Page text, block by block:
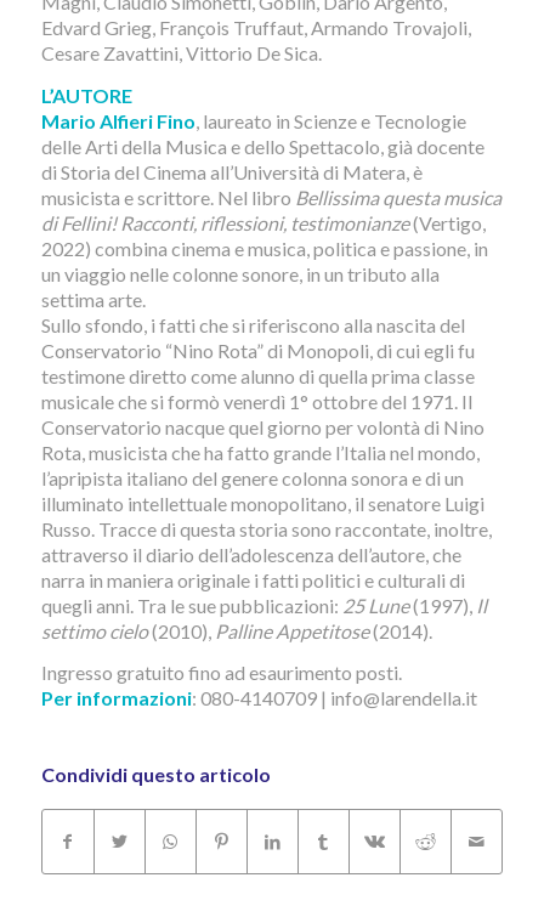
Edvard Grieg, François Truffaut, Armando Trovajoli,
Cesare Zavattini, Vittorio De Sica.
L’AUTORE
Mario Alfieri Fino , laureato in Scienze e Tecnologie
delle Arti della Musica e dello Spettacolo, già docente
di Storia del Cinema all’Università di Matera, è
musicista e scrittore. Nel libro Bellissima questa musica
di Fellini! Racconti, riflessioni, testimonianze(Vertigo,
2022) combina cinema e musica, politica e passione, in
un viaggio nelle colonne sonore, in un tributo alla
settima arte.
Sullo sfondo, i fatti che si riferiscono alla nascita del
Conservatorio “Nino Rota” di Monopoli, di cui egli fu
testimone diretto come alunno di quella prima classe
musicale che si formò venerdì 1° ottobre del 1971. Il
Conservatorio nacque quel giorno per volontà di Nino
Rota, musicista che ha fatto grande l’Italia nel mondo,
l’apripista italiano del genere colonna sonora e di un
illuminato intellettuale monopolitano, il senatore Luigi
Russo. Tracce di questa storia sono raccontate, inoltre,
attraverso il diario dell’adolescenza dell’autore, che
narra in maniera originale i fatti politici e culturali di
quegli anni. Tra le sue pubblicazioni: 25 Lune(1997), Il
settimo cielo(2010), Palline Appetitose(2014).
Ingresso gratuito fino ad esaurimento posti.
Per informazioni: 080-4140709 | info@larendella.it
Condividi questo articolo